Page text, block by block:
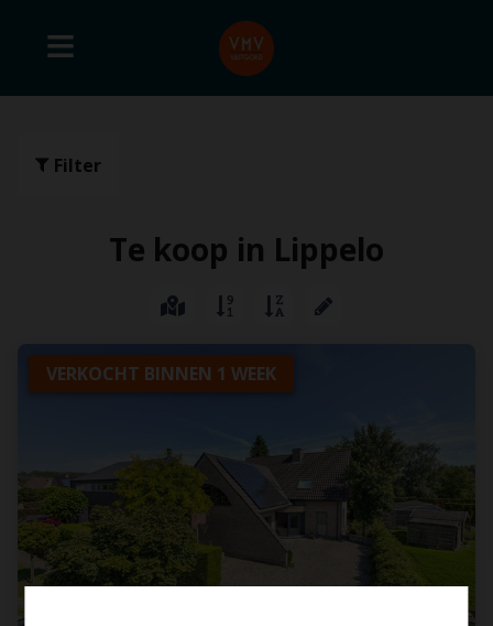
Filter
Te koop in Lippelo
VERKOCHT BINNEN 1 WEEK